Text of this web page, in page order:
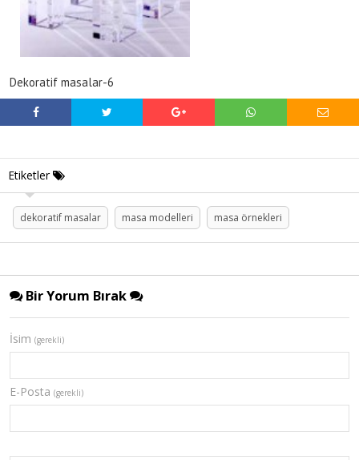
Dekoratif masalar-6
Etiketler
dekoratif masalar masa modelleri masa örnekleri
Bir Yorum Bırak
İsim (gerekli)
E-Posta (gerekli)